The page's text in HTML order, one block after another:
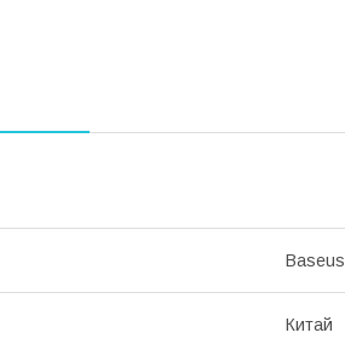
Baseus
Китай